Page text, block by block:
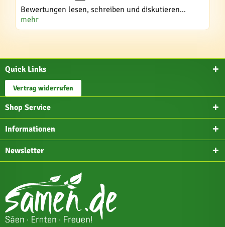
Bewertungen lesen, schreiben und diskutieren...
mehr
Quick Links
Vertrag widerrufen
Shop Service
Informationen
Newsletter